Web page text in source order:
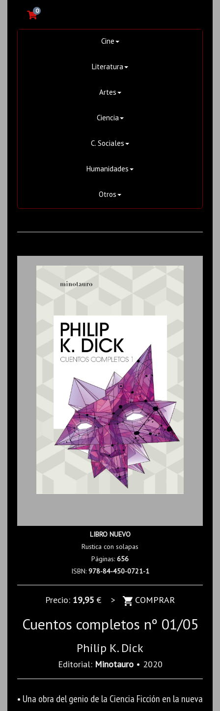
0
Cine
Literatura
Artes
Ciencia
C. Sociales
Humanidades
Otros
LIBRO NUEVO
Rustica con solapas
Páginas: 656
ISBN: 978-84-450-0721-1
Precio: 19,95 € > COMPRAR
Cuentos completos nº 01/05
Philip K. Dick
Editorial: Minotauro• 2020
• Una obra del genio de la Ciencia Ficción en la nueva